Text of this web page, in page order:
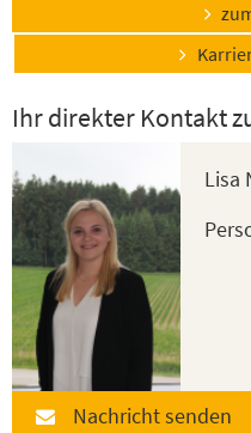
Ihr direkter Kontakt
Lisa
Nachricht senden